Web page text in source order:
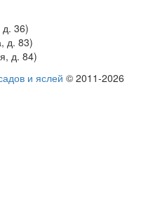
д. 36)
д. 83)
д. 84)
и яслей © 2011-2026